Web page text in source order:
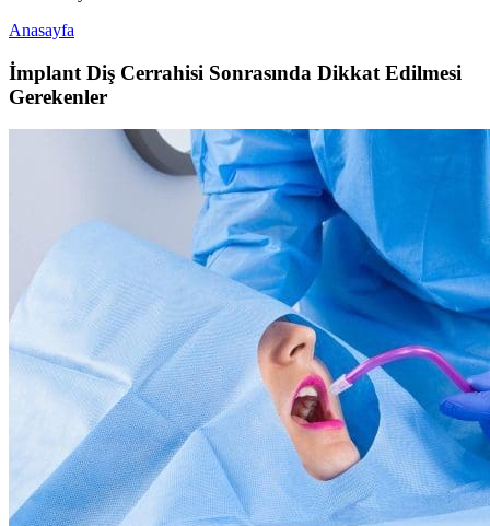
Anasayfa
İmplant Diş Cerrahisi Sonrasında Dikkat Edilmesi
Gerekenler